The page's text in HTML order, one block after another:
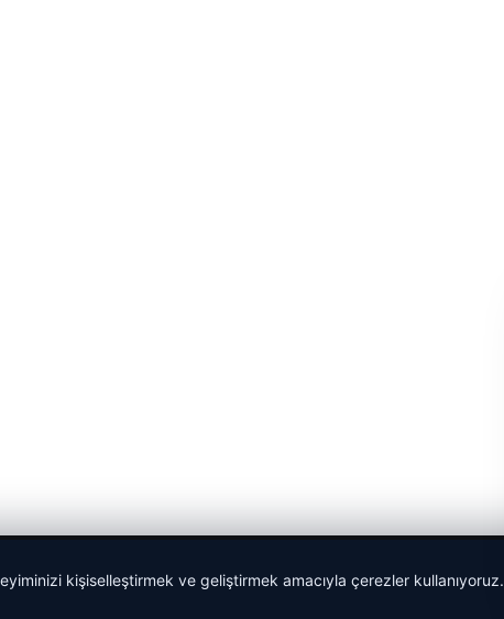
kişiselleştirmek ve geliştirmek amacıyla çerezler kullanıyoruz.